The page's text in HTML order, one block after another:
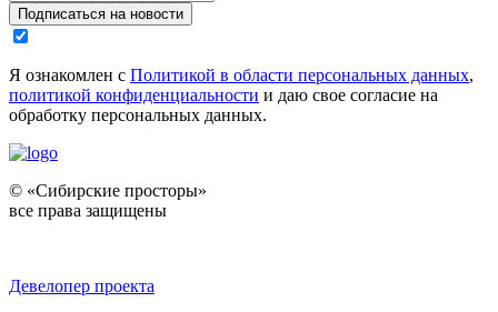
Подписаться на новости
Я ознакомлен с Политикой в области персональных данных,
политикой конфиденциальности и даю свое согласие на
обработку персональных данных.
© «Сибирские просторы»
все права защищены
Девелопер проекта